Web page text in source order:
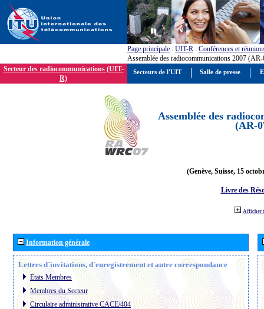
Page principale : UIT-R : Conférences et
Assemblée des radiocommunications 2007
Secteur des radiocommunications (UIT-
R)
Assemblée des
(AR-
(Genève, Suisse, 15
Livre des
Afficher
Information générale
Lettres d´invitations, d´enregistrement et autre correspondance
Etats Membres
Membres du Secteur
Circulaire administrative CACE/404
Secteurs de l'UIT Salle de presse